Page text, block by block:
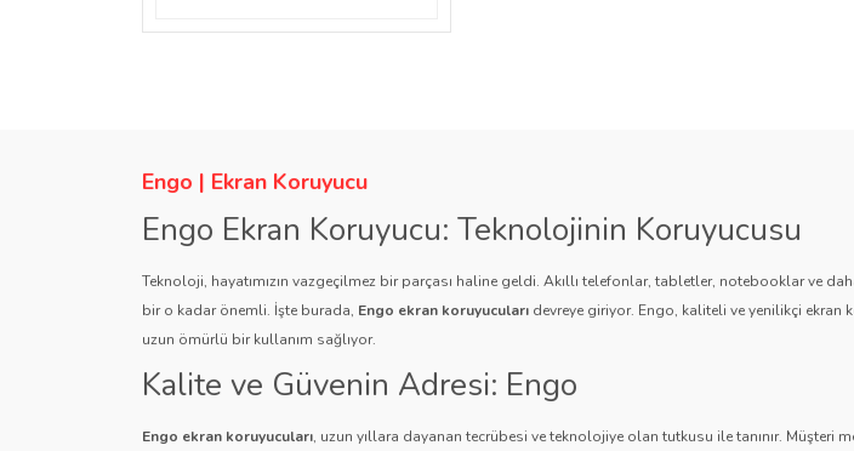
Engo | Ekran Koruyucu
Engo Ekran Koruyucu: Teknolojinin Koruyucusu
Teknoloji, hayatımızın vazgeçilmez bir parçası haline geldi. Akıllı telefonlar, tabletler, notebooklar ve
bir o kadar önemli. İşte burada, Engo ekran koruyucuları devreye giriyor. Engo, kaliteli ve yenilikçi ekran
uzun ömürlü bir kullanım sağlıyor.
Kalite ve Güvenin Adresi: Engo
Engo ekran koruyucuları, uzun yıllara dayanan tecrübesi ve teknolojiye olan tutkusu ile tanınır.